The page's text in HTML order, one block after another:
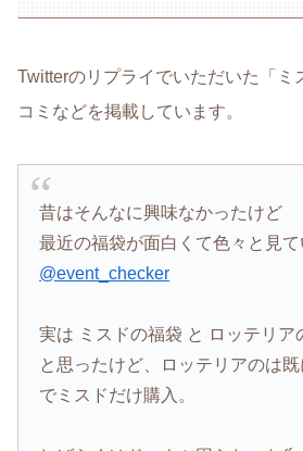
Twitterのリプライでいただいた「ミ
コミなどを掲載しています。
昔はそんなに興味なかったけど
最近の福袋が面白くて色々と見て
@event_checker
実は ミスドの福袋 と ロッテリア
と思ったけど、ロッテリアのは
でミスドだけ購入。